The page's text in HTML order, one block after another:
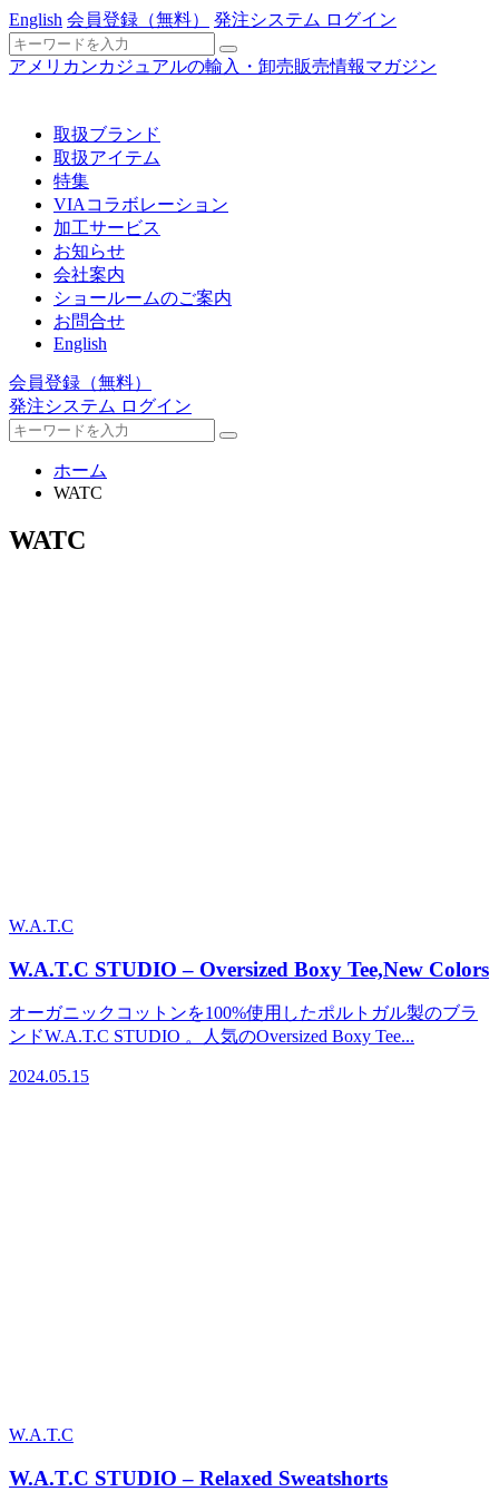
English 会員登録 （無料） 発注システム ログイン
アメリカンカジュアルの輸入・卸売販売情報マガジン
取扱ブランド
取扱アイテム
特集
VIAコラボレーション
加工サービス
お知らせ
会社案内
ショールームのご案内
お問合せ
English
会員登録 （無料）
発注システム ログイン
ホーム
WATC
WATC
W.A.T.C
W.A.T.C STUDIO – Oversized Boxy Tee,New Colors
オーガニックコットンを100%使用したポルトガル製のブラ
ンドW.A.T.C STUDIO 。人気のOversized Boxy Tee...
2024.05.15
W.A.T.C
W.A.T.C STUDIO – Relaxed Sweatshorts